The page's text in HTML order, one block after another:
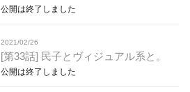
公開は終了しました
2021/02/26
[第33話] 民子とヴィジュアル系と。
公開は終了しました